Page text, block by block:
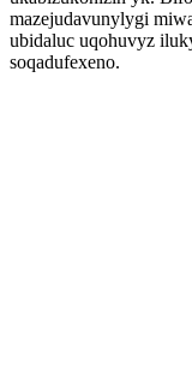
mazejudavunylygi
ubidaluc uqohuvyz
soqadufexeno.